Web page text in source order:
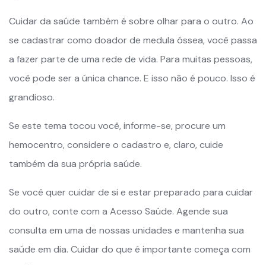
Cuidar da saúde também é sobre olhar para o outro. Ao
se cadastrar como doador de medula óssea, você passa
a fazer parte de uma rede de vida. Para muitas pessoas,
você pode ser a única chance. E isso não é pouco. Isso é
grandioso.
Se este tema tocou você, informe-se, procure um
hemocentro, considere o cadastro e, claro, cuide
também da sua própria saúde.
Se você quer cuidar de si e estar preparado para cuidar
do outro, conte com a Acesso Saúde. Agende sua
consulta em uma de nossas unidades e mantenha sua
saúde em dia. Cuidar do que é importante começa com